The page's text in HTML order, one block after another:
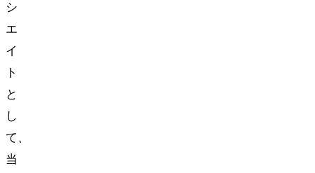
シ
エ
イ
ト
と
し
て、
当